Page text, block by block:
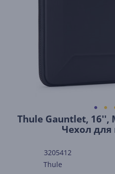
Thule Gauntlet, 16'',
Чехол для
3205412
Thule